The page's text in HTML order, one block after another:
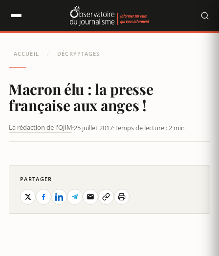
ACCUEIL / DÉCRYPTAGES
Macron élu : la presse
française aux anges !
La rédaction de l'OJIM 25 juillet 2017Temps de lecture : 2 min
PARTAGER
Panneau de gestion des cookies